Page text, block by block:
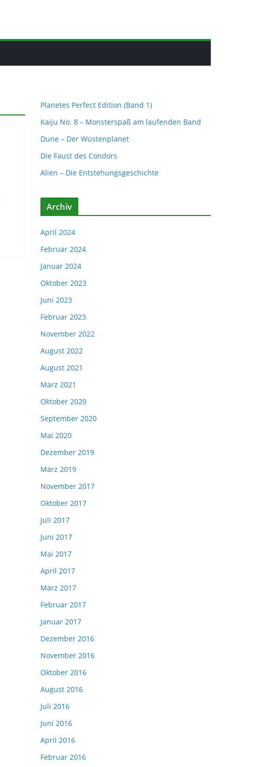
Planetes Perfect Edition (Band 1)
Kaiju No. 8 – Monsterspaß am laufenden Band
Dune – Der Wüstenplanet
Die Faust des Condors
Alien – Die Entstehungsgeschichte
Archiv
April 2024
Februar 2024
Januar 2024
Oktober 2023
Juni 2023
Februar 2023
November 2022
August 2022
August 2021
März 2021
Oktober 2020
September 2020
Mai 2020
Dezember 2019
März 2019
November 2017
Oktober 2017
Juli 2017
Juni 2017
Mai 2017
April 2017
März 2017
Februar 2017
Januar 2017
Dezember 2016
November 2016
Oktober 2016
August 2016
Juli 2016
Juni 2016
April 2016
Februar 2016